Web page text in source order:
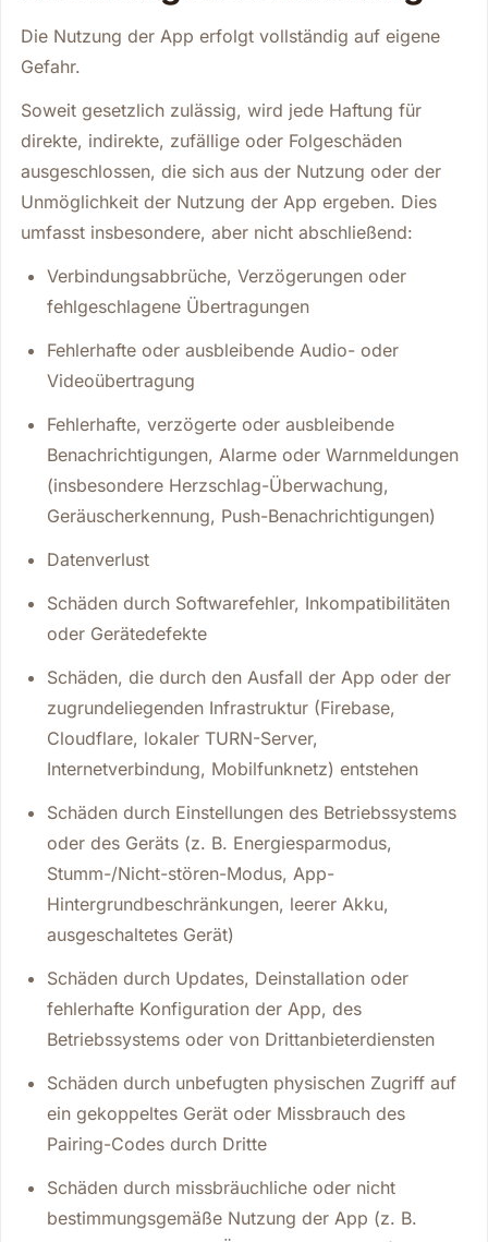
Die Nutzung der App erfolgt vollständig auf eigene
Gefahr.
Soweit gesetzlich zulässig, wird jede Haftung für
direkte, indirekte, zufällige oder Folgeschäden
ausgeschlossen, die sich aus der Nutzung oder der
Unmöglichkeit der Nutzung der App ergeben. Dies
umfasst insbesondere, aber nicht abschließend:
Verbindungsabbrüche, Verzögerungen oder
fehlgeschlagene Übertragungen
Fehlerhafte oder ausbleibende Audio- oder
Videoübertragung
Fehlerhafte, verzögerte oder ausbleibende
Benachrichtigungen, Alarme oder Warnmeldungen
(insbesondere Herzschlag-Überwachung,
Geräuscherkennung, Push-Benachrichtigungen)
Datenverlust
Schäden durch Softwarefehler, Inkompatibilitäten
oder Gerätedefekte
Schäden, die durch den Ausfall der App oder der
zugrundeliegenden Infrastruktur (Firebase,
Cloudflare, lokaler TURN-Server,
Internetverbindung, Mobilfunknetz) entstehen
Schäden durch Einstellungen des Betriebssystems
oder des Geräts (z. B. Energiesparmodus,
Stumm-/Nicht-stören-Modus, App-
Hintergrundbeschränkungen, leerer Akku,
ausgeschaltetes Gerät)
Schäden durch Updates, Deinstallation oder
fehlerhafte Konfiguration der App, des
Betriebssystems oder von Drittanbieterdiensten
Schäden durch unbefugten physischen Zugriff auf
ein gekoppeltes Gerät oder Missbrauch des
Pairing-Codes durch Dritte
Schäden durch missbräuchliche oder nicht
bestimmungsgemäße Nutzung der App (z. B.